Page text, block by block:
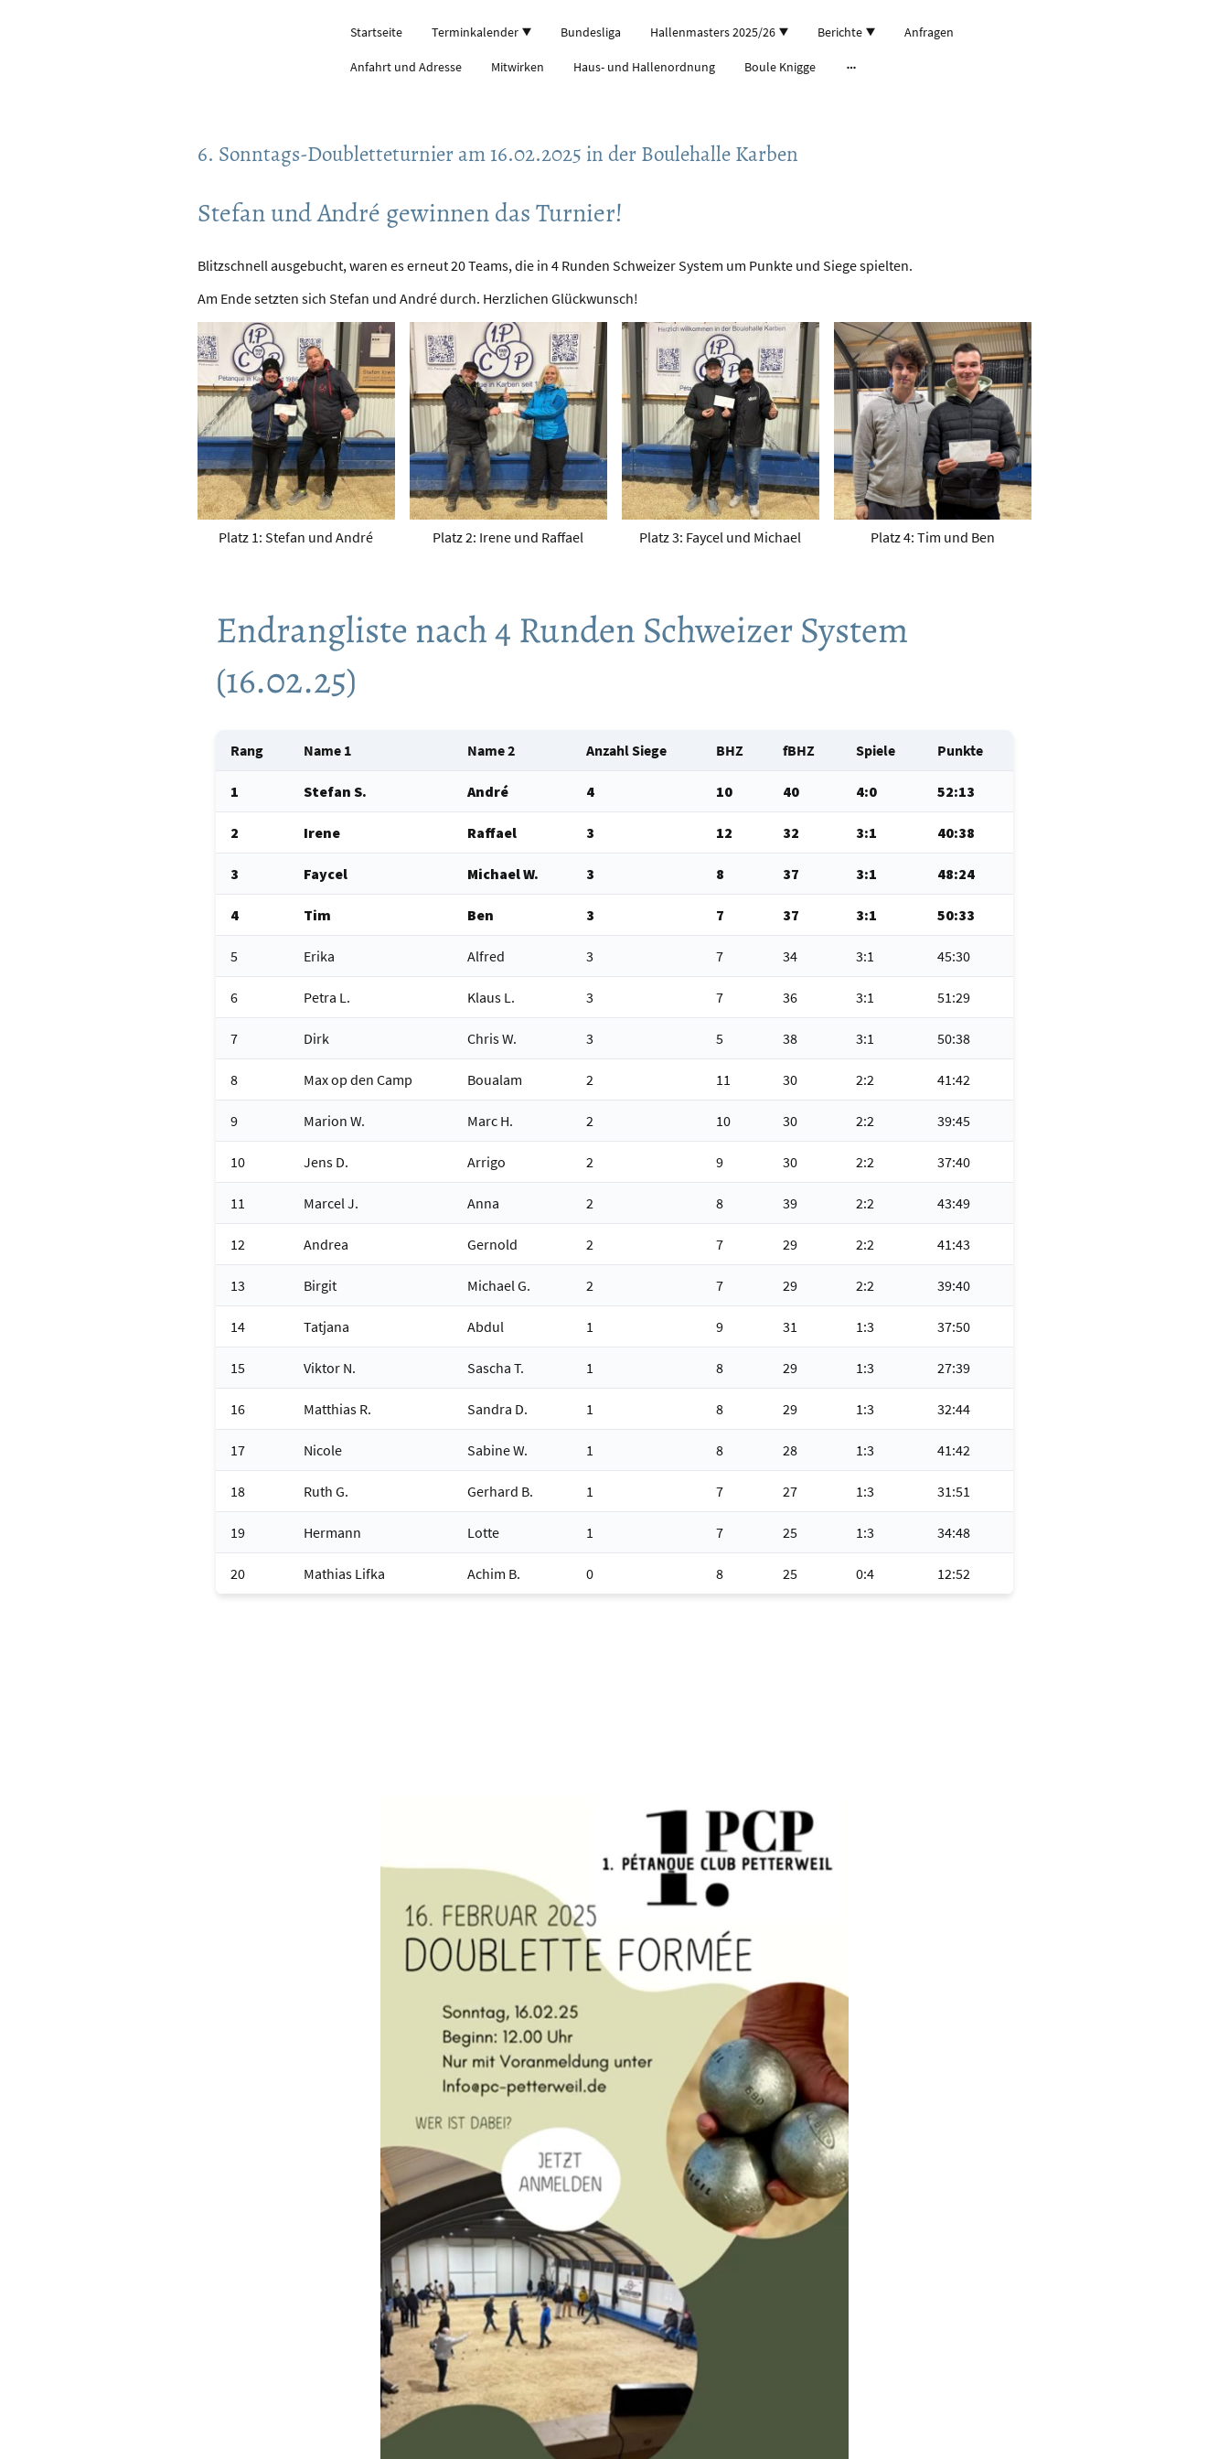
Startseite Terminkalender Bundesliga Hallenmasters 2025/26 Berichte Anfragen
Anfahrt und Adresse Mitwirken Haus- und Hallenordnung Boule Knigge
6. Sonntags-Doubletteturnier am 16.02.2025 in der Boulehalle Karben
Stefan und André gewinnen das Turnier!
Blitzschnell ausgebucht, waren es erneut 20 Teams, die in 4 Runden Schweizer System um Punkte und Siege spielten.
Am Ende setzten sich Stefan und André durch. Herzlichen Glückwunsch!
Platz 1: Stefan und André Platz 2: Irene und Raffael Platz 3: Faycel und Michael Platz 4: Tim und Ben
Endrangliste nach 4 Runden Schweizer System
(16.02.25)
Rang Name 1 Name 2 Anzahl Siege BHZ fBHZ Spiele Punkte
1 Stefan S. André 4 10 40 4:0 52:13
2 Irene Raffael 3 12 32 3:1 40:38
3 Faycel Michael W. 3 8 37 3:1 48:24
4 Tim Ben 3 7 37 3:1 50:33
5 Erika Alfred 3 7 34 3:1 45:30
6 Petra L. Klaus L. 3 7 36 3:1 51:29
7 Dirk Chris W. 3 5 38 3:1 50:38
8 Max op den Camp Boualam 2 11 30 2:2 41:42
9 Marion W. Marc H. 2 10 30 2:2 39:45
10 Jens D. Arrigo 2 9 30 2:2 37:40
11 Marcel J. Anna 2 8 39 2:2 43:49
12 Andrea Gernold 2 7 29 2:2 41:43
13 Birgit Michael G. 2 7 29 2:2 39:40
14 Tatjana Abdul 1 9 31 1:3 37:50
15 Viktor N. Sascha T. 1 8 29 1:3 27:39
16 Matthias R. Sandra D. 1 8 29 1:3 32:44
17 Nicole Sabine W. 1 8 28 1:3 41:42
18 Ruth G. Gerhard B. 1 7 27 1:3 31:51
19 Hermann Lotte 1 7 25 1:3 34:48
20 Mathias Lifka Achim B. 0 8 25 0:4 12:52